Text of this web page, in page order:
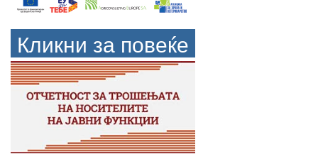
Кликни за повеќе